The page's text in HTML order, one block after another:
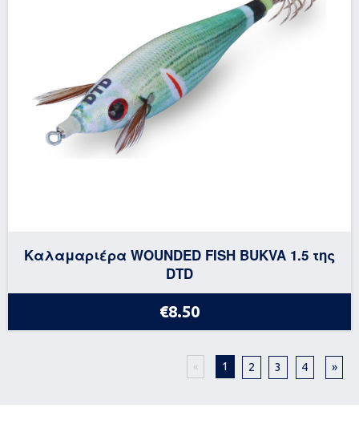
Καλαμαριέρα WOUNDED FISH BUKVA 1.5 της
DTD
€8.50
« 1 2 3 4 »